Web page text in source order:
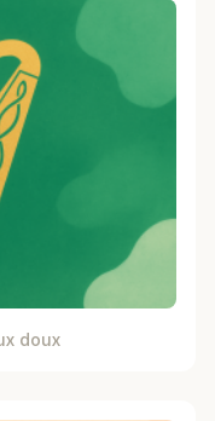
doux